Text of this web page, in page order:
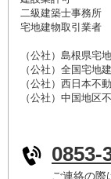
二級建築士事務
宅地建物取引業
（公社）島根県宅
（公社）全国宅地
（公社）西日本不
（公社）中国地区
0853-
ご連絡の際